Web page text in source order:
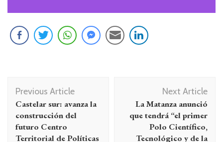
Navegación
de
entradas
Previous Article
Castelar sur: avanza la
construcción del
futuro Centro
Territorial de Políticas
Next Article
La Matanza anunció
que tendrá “el primer
Polo Científico,
Tecnológico y de la